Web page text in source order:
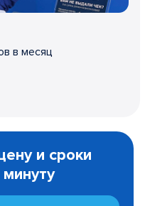
в месяц
и сроки